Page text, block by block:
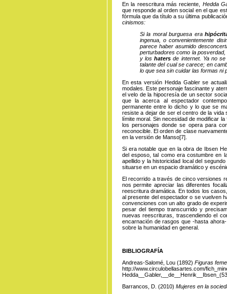
En la reescritura más reciente, Hedda
que responde al orden social en el que
fórmula que da título a su última
cinismos:
Si la moral burguesa era
ingenua, o convenientemente
parece haber asumido
perturbadores como la
y loshatersde internet. Ya no
talante del cual se carece; en
lo que sea sin cuidar las formas ni
En esta versión Hedda Gabler se
modales. Este personaje fascinante y
el velo de la hipocresía de un sector
que la acerca al espectador
permanente entre lo dicho y lo que se
resiste a dejar de ser el centro de la vida
límite moral. Sin necesidad de modificar
los personajes donde se opera para
reconocible. El orden de clase
en la versión deManso[7].
Si era notable que en la obra de Ibsen
del esposo, tal como era costumbre en
apellido y la historicidad local del
situarse en un espacio dramático y
El recorrido a través de cinco versiones
nos permite apreciar las diferentes
reescritura dramática. En todos los
al presente del espectador o se vuelven
convenciones con un alto grado de
pesar del tiempo transcurrido y
nuevas reescrituras, trascendiendo el
encarnación de rasgos que -hasta
sobre la humanidad en general.
BIBLIOGRAFÍA
Andreas-Salomé, Lou (1892) Figuras
http://www.circulobellasartes.com/
Barrancos, D. (2010) Mujeres en la